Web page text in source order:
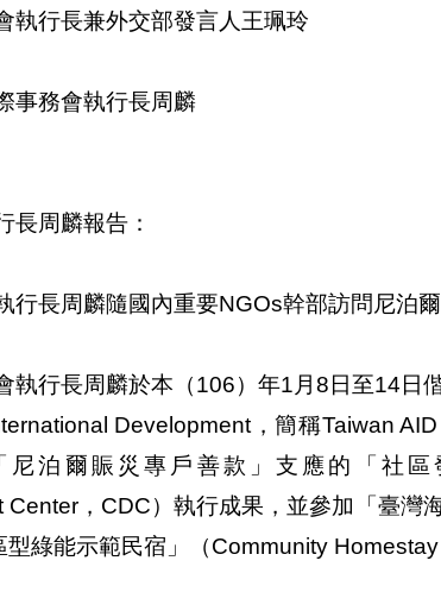
執行長兼外交部發言人王珮玲
事務會執行長周麟
周麟報告：
行長周麟隨國內重要NGOs幹部訪問尼泊爾
執行長周麟於本（106）年1月8日至14日
Development，簡稱Taiwan
泊爾賑災專戶善款」支應的「社區
Center，CDC）執行成果，並參加「臺灣
綠能示範民宿」（Community Homestay